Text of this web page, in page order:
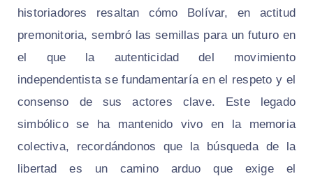
historiadores resaltan cómo Bolívar, en actitud
premonitoria, sembró las semillas para un futuro en
el que la autenticidad del movimiento
independentista se fundamentaría en el respeto y el
consenso de sus actores clave. Este legado
simbólico se ha mantenido vivo en la memoria
colectiva, recordándonos que la búsqueda de la
libertad es un camino arduo que exige el